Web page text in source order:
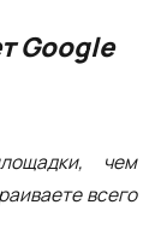
Google
чем
всего